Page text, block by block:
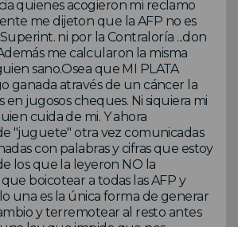
quienes acogieron mi reclamo
me dijeton que la AFP no es
ni por la Contraloría ...don
me calcularon la misma
sano.Osea que MI PLATA
ganada através de un cáncer la
en jugosos cheques. Ni siquiera mi
cuida de mi. Y ahora
"juguete" otra vez comunicadas
con palabras y cifras que estoy
los que la leyeron NO la
boicotear a todas las AFP y
una es la única forma de generar
y terremotear al resto antes